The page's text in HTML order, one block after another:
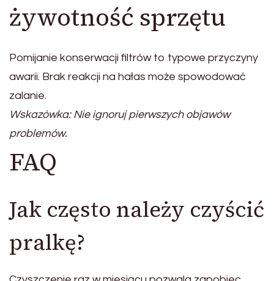
żywotność sprzętu
Pomijanie konserwacji filtrów to typowe przyczyny
awarii. Brak reakcji na hałas może spowodować
zalanie.
Wskazówka: Nie ignoruj pierwszych objawów
problemów.
FAQ
Jak często należy czyścić
pralkę?